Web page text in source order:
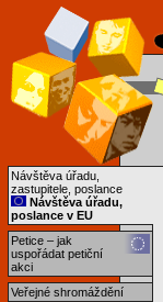
Návštěva úřadu,
zastupitele, poslance
Návštěva úřadu,
poslance v EU
Petice – jak
uspořádat petiční
akci
Veřejné shromáždění